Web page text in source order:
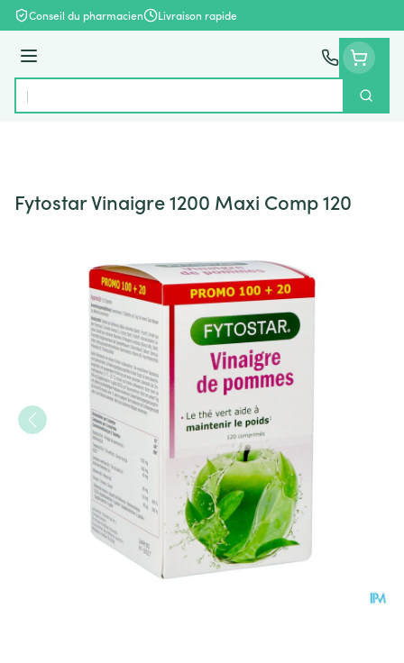
Aller au contenu
Conseil du pharmacien Livraison rapide
Menu
Rechercher
Fytostar Vinaigre 1200 Maxi Comp 120